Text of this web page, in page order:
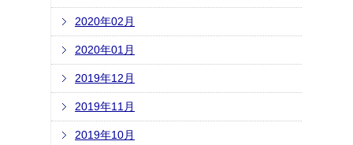
2020年02月
2020年01月
2019年12月
2019年11月
2019年10月